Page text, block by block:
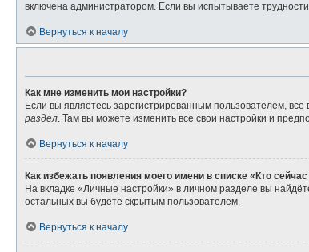
включена администратором. Если вы испытываете
Вернуться к началу
Как мне изменить мои настройки?
Если вы являетесь зарегистрированным пользователем,
раздел. Там вы можете изменить все свои настройки и
Вернуться к началу
Как избежать появления моего имени в списке «Кто
На вкладке «Личные настройки» в личном разделе вы
остальных вы будете скрытым пользователем.
Вернуться к началу